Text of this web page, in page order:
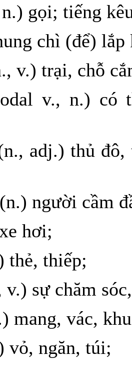
gọi; tiếng
chì (để)
v.) trại, chỗ
v., n.) có
adj.) thủ
người cầm
hơi;
thẻ, thiếp;
v.) sự chăm
mang, vác,
vỏ, ngăn, túi;